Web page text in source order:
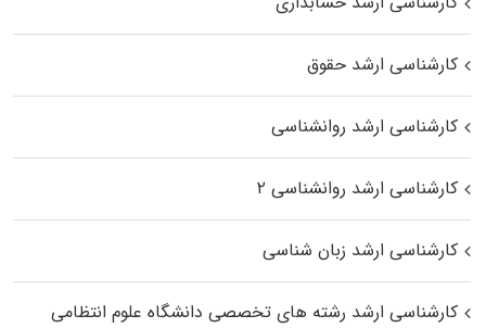
کارشناسی ارشد حقوق
کارشناسی ارشد روانشناسی
کارشناسی ارشد روانشناسی ۲
کارشناسی ارشد زبان شناسی
کارشناسی ارشد رﺷﺘﻪ ﻫﺎی تخصصی داﻧﺸﮕﺎه ﻋﻠﻮم انتظامی